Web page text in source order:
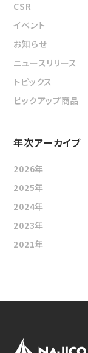
CSR
イベント
お知らせ
ニュースリリース
トピックス
ピックアップ商品
年次アーカイブ
2026年
2025年
2024年
2023年
2021年